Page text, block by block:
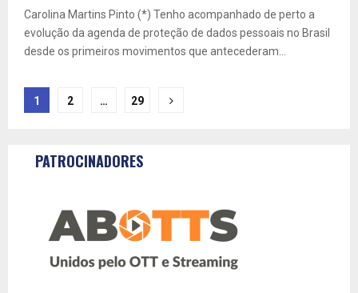
Carolina Martins Pinto (*) Tenho acompanhado de perto a
evolução da agenda de proteção de dados pessoais no Brasil
desde os primeiros movimentos que antecederam...
Navegação
posts
1 2 … 29
PATROCINADORES